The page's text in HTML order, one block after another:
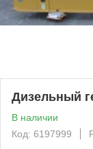
Дизельный
В наличии
Код: 6197999